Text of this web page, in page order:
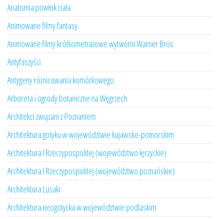
Anatomia powłok ciała
Animowane filmy fantasy
Animowane filmy krótkometrażowe wytwórni Warner Bros.
Antyfaszyści
Antygeny różnicowania komórkowego
Arboreta i ogrody botaniczne na Węgrzech
Architekci związani z Poznaniem
Architektura gotyku w województwie kujawsko-pomorskim
Architektura I Rzeczypospolitej (województwo łęczyckie)
Architektura I Rzeczypospolitej (województwo poznańskie)
Architektura Lusaki
Architektura neogotycka w województwie podlaskim